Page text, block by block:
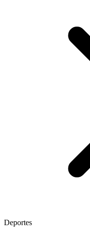
Deportes